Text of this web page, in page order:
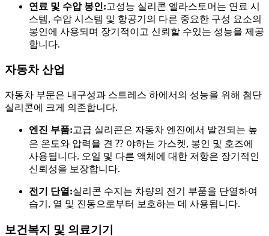
연료 및 수압 봉인:고성능 실리콘 엘라스토머는 연료 시
스템, 수압 시스템 및 항공기의 다른 중요한 구성 요소의
봉인에 사용되며 장기적이고 신뢰할 수있는 성능을 제공
합니다.
자동차 산업
자동차 부문은 내구성과 스트레스 하에서의 성능을 위해 첨단
실리콘에 크게 의존합니다.
엔진 부품:고급 실리콘은 자동차 엔진에서 발견되는 높
은 온도와 압력을 견 ⁇ 야하는 가스켓, 봉인 및 호즈에
사용됩니다. 오일 및 다른 액체에 대한 저항은 장기적인
신뢰성을 보장합니다.
전기 단열:실리콘 수지는 차량의 전기 부품을 단열하여
습기, 열 및 진동으로부터 보호하는 데 사용됩니다.
보건복지 및 의료기기